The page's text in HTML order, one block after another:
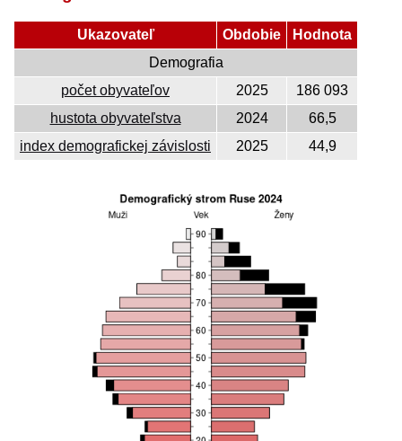
Ukazovateľ Obdobie
Hodnota
Demografia
počet obyvateľov
2025
186 093
hustota obyvateľstva
2024
66,5
index demografickej závislosti
2025 44,9